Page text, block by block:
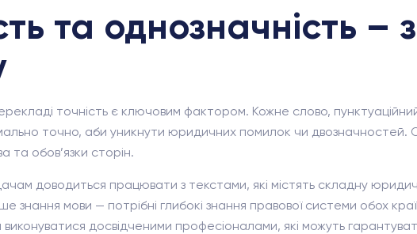
та однозначність –
точність є ключовим фактором. Кожне слово,
точно, аби уникнути юридичних помилок чи двозначностей.
та обов’язки сторін.
доводиться працювати з текстами, які містять складну
знання мови — потрібні глибокі знання правової системи обох
виконуватися досвідченими професіоналами, які можуть